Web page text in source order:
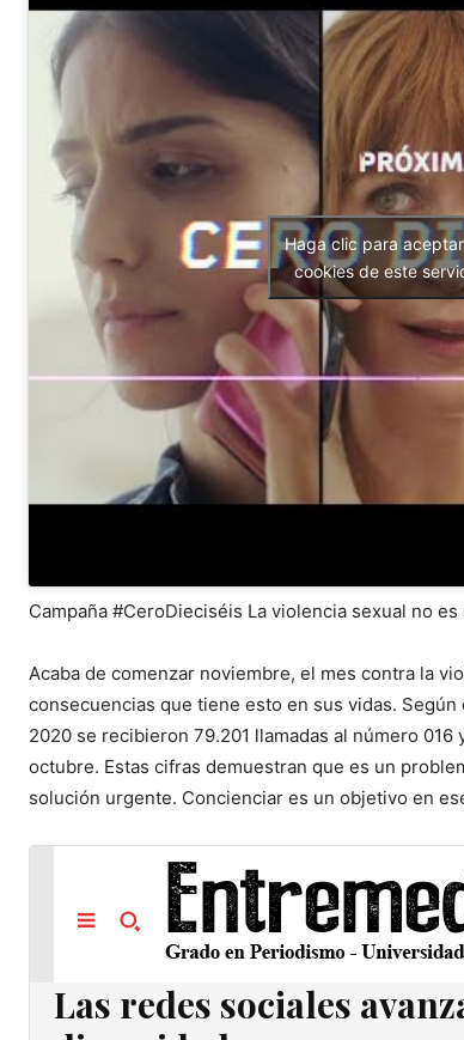
Haga clic para
cookies de este
Campaña #CeroDieciséis La violencia sexual no
Acaba de comenzar noviembre, el mes contra la
consecuencias que tiene esto en sus vidas. Según
2020 se recibieron 79.201 llamadas al número
octubre. Estas cifras demuestran que es un
solución urgente. Concienciar es un objetivo en